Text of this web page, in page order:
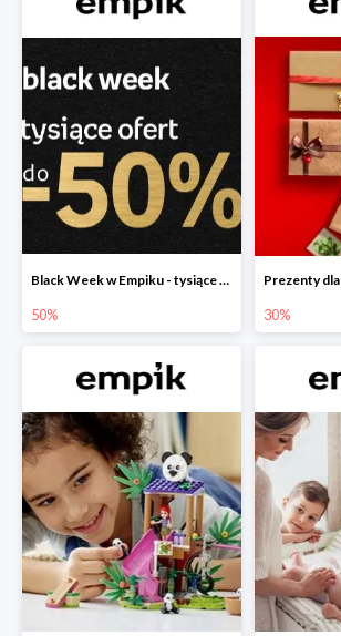
Black Week w Empiku - tysiące produktów do -50%
50% 30%